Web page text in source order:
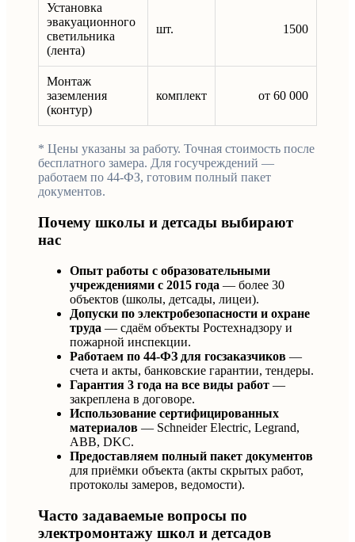
Установка
эвакуационного
светильника
(лента)
шт. 1500
Монтаж
заземления
(контур)
комплект от 60 000
* Цены указаны за работу. Точная стоимость после
бесплатного замера. Для госучреждений —
работаем по 44-ФЗ, готовим полный пакет
документов.
Почему школы и детсады выбирают
нас
Опыт работы с образовательными
учреждениями с 2015 года — более 30
объектов (школы, детсады, лицеи).
Допуски по электробезопасности и охране
труда — сдаём объекты Ростехнадзору и
пожарной инспекции.
Работаем по 44-ФЗ для госзаказчиков —
счета и акты, банковские гарантии, тендеры.
Гарантия 3 года на все виды работ —
закреплена в договоре.
Использование сертифицированных
материалов — Schneider Electric, Legrand,
ABB, DKC.
Предоставляем полный пакет документов
для приёмки объекта (акты скрытых работ,
протоколы замеров, ведомости).
Часто задаваемые вопросы по
электромонтажу школ и детсадов